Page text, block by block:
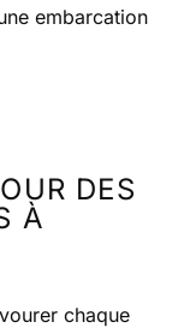
embarcation
DES
À
chaque